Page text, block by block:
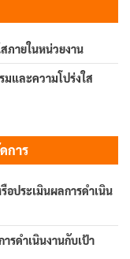
ภายในหน่วยงาน
มและความโปร่งใส
การ
อประเมินผลการดำเนิน
รดำเนินงานกับเป้า